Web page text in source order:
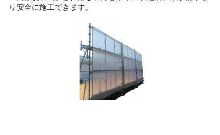
り安全に施工できます。